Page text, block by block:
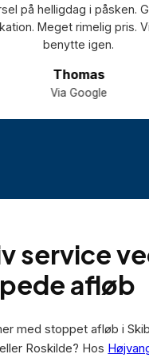
anbefalinger!!!
Kirsten
Via Google
service
afløb
med stoppet afløb i
Roskilde? Hos